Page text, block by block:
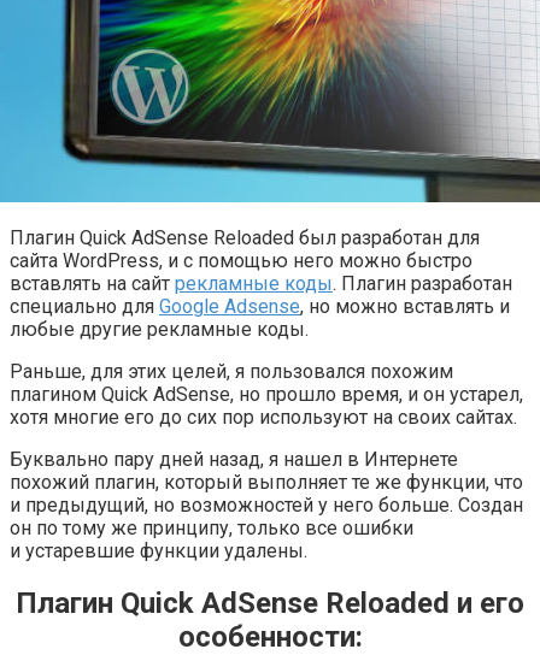
Плагин Quick AdSense Reloaded был разработан для
сайта WordPress, и с помощью него можно быстро
вставлять на сайт рекламные коды. Плагин разработан
специально для Google Adsense, но можно вставлять и
любые другие рекламные коды.
Раньше, для этих целей, я пользовался похожим
плагином Quick AdSense, но прошло время, и он устарел,
хотя многие его до сих пор используют на своих сайтах.
Буквально пару дней назад, я нашел в Интернете
похожий плагин, который выполняет те же функции, что
и предыдущий, но возможностей у него больше. Создан
он по тому же принципу, только все ошибки
и устаревшие функции удалены.
Плагин Quick AdSense Reloaded и его
особенности: